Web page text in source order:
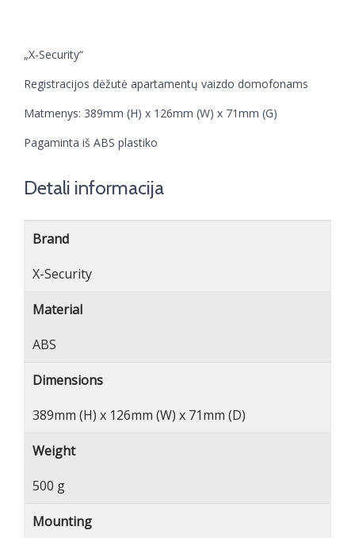
„X-Security“
Registracijos dėžutė apartamentų vaizdo domofonams
Matmenys: 389mm (H) x 126mm (W) x 71mm (G)
Pagaminta iš ABS plastiko
Detali informacija
Brand
X-Security
Material
ABS
Dimensions
389mm (H) x 126mm (W) x 71mm (D)
Weight
500 g
Mounting